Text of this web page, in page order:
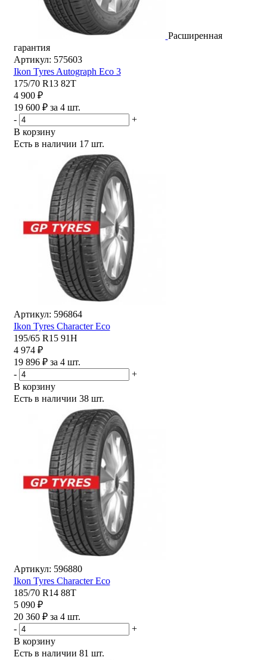
Расширенная
гарантия
Артикул: 575603
Ikon Tyres Autograph Eco 3
175/70 R13 82T
4 900 ₽
19 600 ₽ за 4 шт.
-
+
В корзину
Есть в наличии 17 шт.
Артикул: 596864
Ikon Tyres Character Eco
195/65 R15 91H
4 974 ₽
19 896 ₽ за 4 шт.
-
+
В корзину
Есть в наличии 38 шт.
Артикул: 596880
Ikon Tyres Character Eco
185/70 R14 88T
5 090 ₽
20 360 ₽ за 4 шт.
-
+
В корзину
Есть в наличии 81 шт.